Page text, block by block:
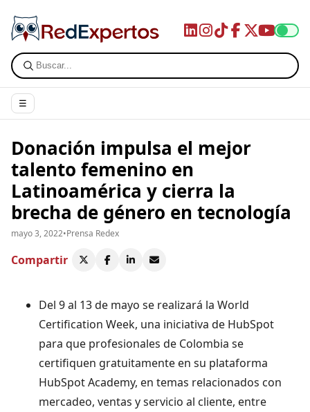
☰
Donación impulsa el mejor
talento femenino en
Latinoamérica y cierra la
brecha de género en tecnología
mayo 3, 2022•Prensa Redex
Compartir
Del 9 al 13 de mayo se realizará la World
Certification Week, una iniciativa de HubSpot
para que profesionales de Colombia se
certifiquen gratuitamente en su plataforma
HubSpot Academy, en temas relacionados con
mercadeo, ventas y servicio al cliente, entre